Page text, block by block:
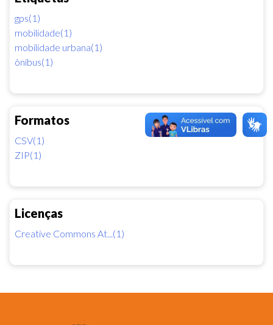
gps(1)
mobilidade(1)
mobilidade urbana(1)
ônibus(1)
Formatos
CSV(1)
ZIP(1)
Licenças
Creative Commons At...(1)